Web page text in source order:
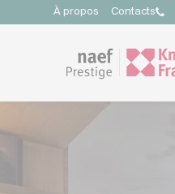
À propos Contacts